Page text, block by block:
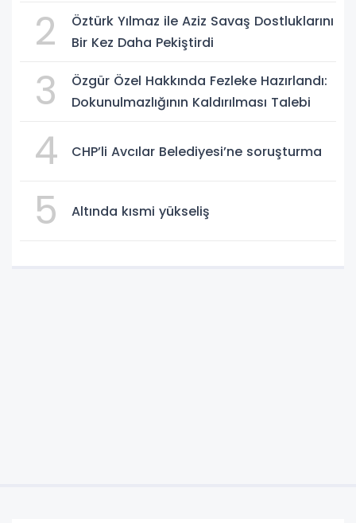
2
Öztürk Yılmaz ile Aziz Savaş Dostluklarını
Bir Kez Daha Pekiştirdi
3
Özgür Özel Hakkında Fezleke Hazırlandı:
Dokunulmazlığının Kaldırılması Talebi
4 CHP’li Avcılar Belediyesi’ne soruşturma
5 Altında kısmi yükseliş